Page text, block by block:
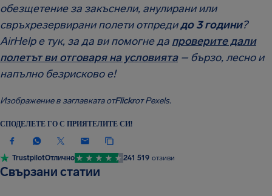
обезщетение за закъснели, анулирани или
свръхрезервирани полети отпредидо 3 години?
AirHelp е тук, за да ви помогне да проверите дали
полетът ви отговаря на условията– бързо, лесно и
напълно безрисково е!
Изображение в заглавката отFlickrот Pexels.
СПОДЕЛЕТЕ ГО С ПРИЯТЕЛИТЕ СИ!
TrustpilotОтлично 241 519 отзиви
Свързани статии
ЛЕТАТЕЛНА ТЕРМИНОЛОГИЯ И ЛОГИСТИКА